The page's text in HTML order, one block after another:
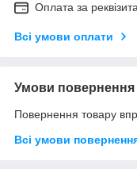
Оплата за
Всі умови оплати
Умови повернення
Повернення товару
Всі умови